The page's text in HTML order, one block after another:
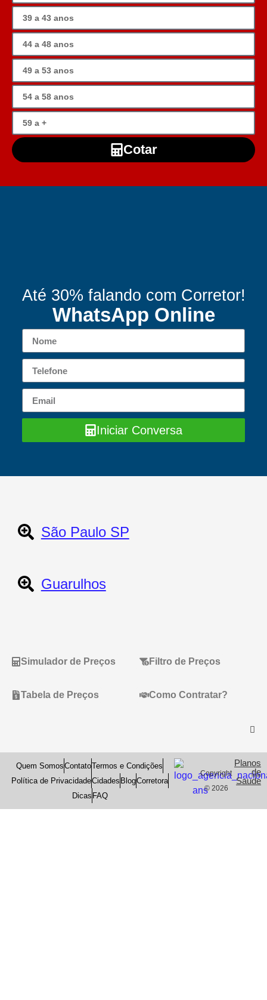
Cotar
Até 30% falando com Corretor!
WhatsApp Online
Iniciar Conversa
São Paulo SP
Guarulhos
Simulador de Preços Filtro de Preços
Tabela de Preços Como Contratar?
Quem SomosContatoTermos e Condições
Política de PrivacidadeCidades BlogCorretora
Dicas FAQ
Copyright
© 2026
Planos
de
Saude